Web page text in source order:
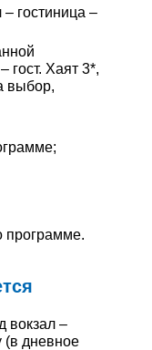
гостиница –
гост. Хаят 3*,
выбор,
программе.
вокзал –
(в дневное